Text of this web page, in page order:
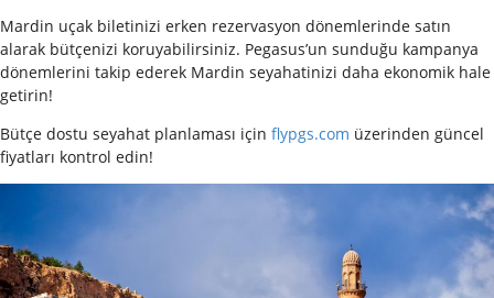
Mardin uçak biletinizi erken rezervasyon dönemlerinde satın
alarak bütçenizi koruyabilirsiniz. Pegasus’un sunduğu kampanya
dönemlerini takip ederek Mardin seyahatinizi daha ekonomik hale
getirin!
Bütçe dostu seyahat planlaması için flypgs.com üzerinden güncel
fiyatları kontrol edin!